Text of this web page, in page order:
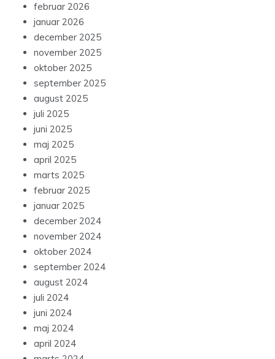
februar 2026
januar 2026
december 2025
november 2025
oktober 2025
september 2025
august 2025
juli 2025
juni 2025
maj 2025
april 2025
marts 2025
februar 2025
januar 2025
december 2024
november 2024
oktober 2024
september 2024
august 2024
juli 2024
juni 2024
maj 2024
april 2024